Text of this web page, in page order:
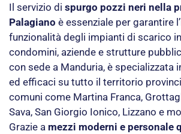
Il servizio di spurgo pozzi neri nella
Palagiano è essenziale per garantire
funzionalità degli impianti di scarico
condomini, aziende e strutture
con sede a Manduria, è specializzata
ed efficaci su tutto il territorio
comuni come Martina Franca,
Sava, San Giorgio Ionico, Lizzano e
Grazie a mezzi moderni e personale